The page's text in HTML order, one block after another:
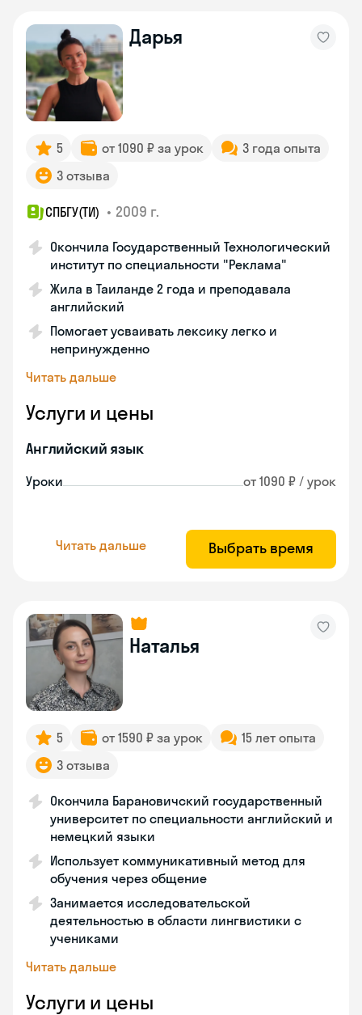
Дарья
5 от 1090 ₽ за урок
3 года опыта
3 отзыва
СПБГУ(ТИ) • 2009 г.
Окончила Государственный Технологический
институт по специальности "Реклама"
Жила в Таиланде 2 года и преподавала
английский
Помогает усваивать лексику легко и
непринужденно
Читать дальше
Услуги и цены
Английский язык
Уроки от 1090 ₽ / урок
Читать дальше Выбрать время
Наталья
5 от 1590 ₽ за урок
15 лет опыта
3 отзыва
Окончила Барановичский государственный
университет по специальности английский и
немецкий языки
Использует коммуникативный метод для
обучения через общение
Занимается исследовательской
деятельностью в области лингвистики с
учениками
Читать дальше
Услуги и цены